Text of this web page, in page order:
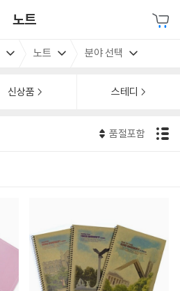
노트
노트 분야 선택
신상품 스테디
품절포함